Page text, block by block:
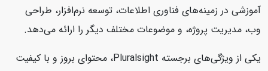
آموزشی در زمینه‌های فناوری اطلاعات، توسعه نرم‌افزار، طراحی
وب، مدیریت پروژه، و موضوعات مختلف دیگر را ارائه می‌دهد.
یکی از ویژگی‌های برجسته Pluralsight، محتوای بروز و با کیفیت